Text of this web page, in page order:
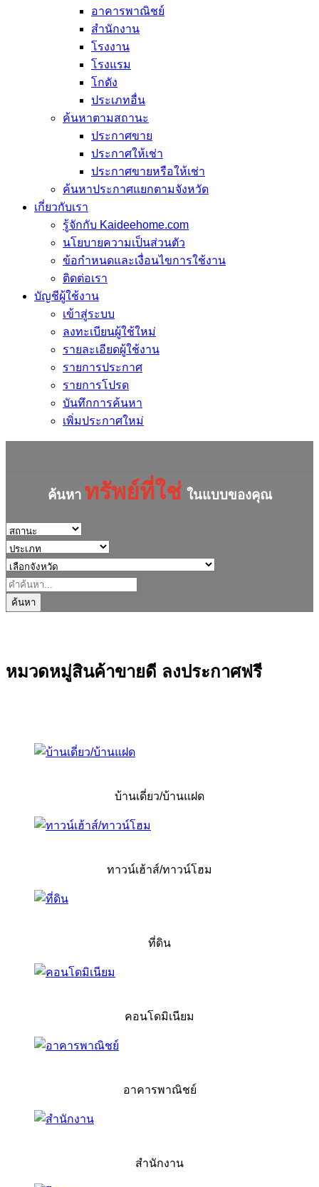
อาคารพาณิชย์
สำนักงาน
โรงงาน
โรงแรม
โกดัง
ประเภทอื่น
ค้นหาตามสถานะ
ประกาศขาย
ประกาศให้เช่า
ประกาศขายหรือให้เช่า
ค้นหาประกาศแยกตามจังหวัด
เกี่ยวกับเรา
รู้จักกับ Kaideehome.com
นโยบายความเป็นส่วนตัว
ข้อกำหนดและเงื่อนไขการใช้งาน
ติดต่อเรา
บัญชีผู้ใช้งาน
เข้าสู่ระบบ
ลงทะเบียนผู้ใช้ใหม่
รายละเอียดผู้ใช้งาน
รายการประกาศ
รายการโปรด
บันทึกการค้นหา
เพิ่มประกาศใหม่
ค้นหา ทรัพย์ที่ใช่ ในแบบของคุณ
ค้นหา
หมวดหมู่สินค้าขายดี ลงประกาศฟรี
บ้านเดี่ยว/บ้านแฝด
ทาวน์เฮ้าส์/ทาวน์โฮม
ที่ดิน
คอนโดมิเนียม
อาคารพาณิชย์
สำนักงาน